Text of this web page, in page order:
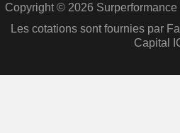
Copyright © 2026
Les cotations sont fournies par
Capital